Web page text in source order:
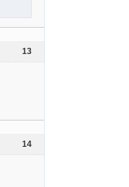
13
14